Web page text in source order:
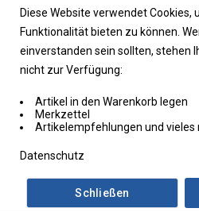
Diese Website verwendet Cookies,
Funktionalität bieten zu können.
einverstanden sein sollten, stehen
nicht zur Verfügung:
Artikel in den Warenkorb legen
Merkzettel
Artikelempfehlungen und vieles
Datenschutz
Schließen